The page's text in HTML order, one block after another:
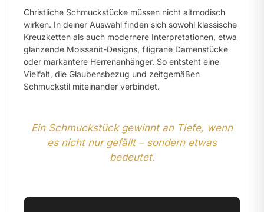
Christliche Schmuckstücke müssen nicht altmodisch
wirken. In deiner Auswahl finden sich sowohl klassische
Kreuzketten als auch modernere Interpretationen, etwa
glänzende Moissanit-Designs, filigrane Damenstücke
oder markantere Herrenanhänger. So entsteht eine
Vielfalt, die Glaubensbezug und zeitgemäßen
Schmuckstil miteinander verbindet.
Ein Schmuckstück gewinnt an Tiefe, wenn
es nicht nur gefällt – sondern etwas
bedeutet.